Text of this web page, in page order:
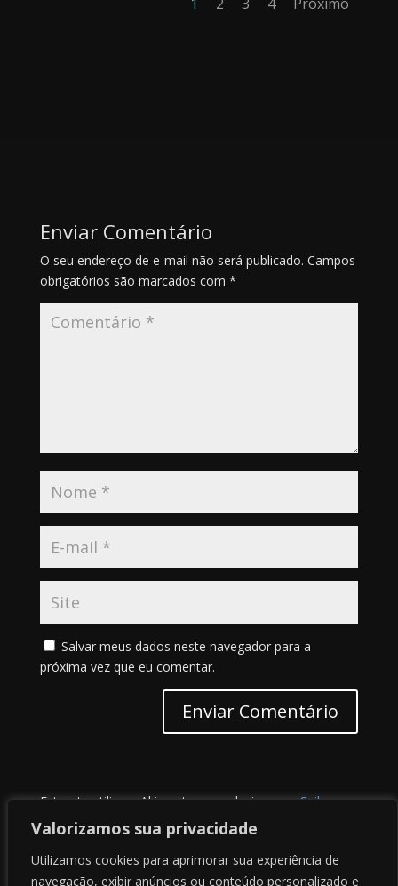
Valorizamos sua privacidade
Utilizamos cookies para aprimorar sua experiência de
navegação, exibir anúncios ou conteúdo personalizado e
Enviar Comentário
O seu endereço de e-mail não será publicado. Campos
obrigatórios são marcados com *
Salvar meus dados neste navegador para a
próxima vez que eu comentar.
Este site utiliza o Akismet para reduzir spam.Saiba
como seus dados em comentários são processados